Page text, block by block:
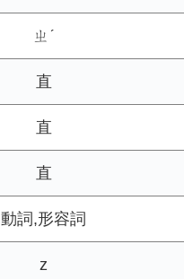
ㄓˊ
直
直
直
動詞,形容詞
z